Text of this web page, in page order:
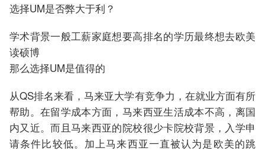
选择UM是否弊大于利？
学术背景一般工薪家庭想要高排名的学历最终想去欧美
读硕博
那么选择UM是值得的
从QS排名来看，马来亚大学有竞争力，在就业方面有所
帮助。在留学成本方面，马来西亚生活成本不高，离国
内又近。而且马来西亚的院校很少卡院校背景，入学申
请条件比较低。加上马来西亚一直被认为是欧美的跳